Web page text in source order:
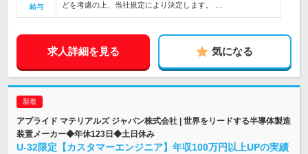
給与
どを考慮の上、当社規定により決定します。 …
求人詳細を見る 気になる
アプライド マテリアルズ ジャパン株式会社 | 世界をリードする半導体製造
装置メーカー◆年休123日◆土日休み
U-32限定【カスタマーエンジニア】年収100万円以上UPの実績